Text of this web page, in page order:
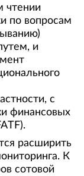
чтении
по вопросам
и
с
финансовых
расширить
К
сотовой